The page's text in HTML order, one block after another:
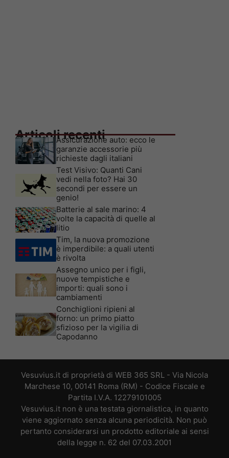
Articoli recenti
Assicurazione auto: ecco le
garanzie accessorie più
richieste dagli italiani
Test Visivo: Quanti Cani
vedi nella foto? Hai 30
secondi per essere un
genio!
Batterie al sale marino: 4
volte la capacità di quelle al
litio
Tim, la nuova promozione
è imperdibile: a quali utenti
è rivolta
Assegno unico per i figli,
nuove tempistiche e
importi: quali sono i
cambiamenti
Conchiglioni ripieni al
forno: un primo piatto
sfizioso per la vigilia di
Capodanno
Vesuvius.it di proprietà di WEB 365 SRL - Via Nicola
Marchese 10, 00141 Roma (RM) - Codice Fiscale e
Partita I.V.A. 12279101005
Vesuvius.it non è una testata giornalistica, in quanto
viene aggiornato senza alcuna periodicità. Non può
pertanto considerarsi un prodotto editoriale ai sensi
della legge n. 62 del 07.03.2001